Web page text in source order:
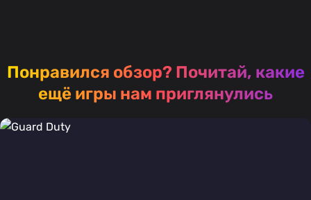
Понравился обзор? Почитай, какие
ещё игры нам приглянулись